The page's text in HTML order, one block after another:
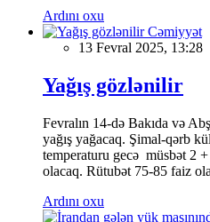
Ardını oxu
Cəmiyyət
13 Fevral 2025, 13:28
Yağış gözlənilir
Fevralın 14-də Bakıda və
yağış yağacaq. Şimal-qərb
temperaturu gecə müsbət 2
olacaq. Rütubət 75-85 faiz
Ardını oxu